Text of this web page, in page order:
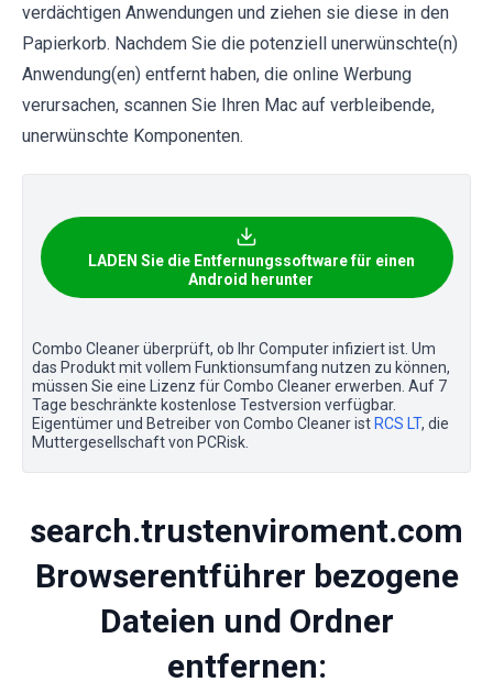
verdächtigen Anwendungen und ziehen sie diese in den
Papierkorb. Nachdem Sie die potenziell unerwünschte(n)
Anwendung(en) entfernt haben, die online Werbung
verursachen, scannen Sie Ihren Mac auf verbleibende,
unerwünschte Komponenten.
LADEN Sie die Entfernungssoftware für einen
Android herunter
Combo Cleaner überprüft, ob Ihr Computer infiziert ist. Um
das Produkt mit vollem Funktionsumfang nutzen zu können,
müssen Sie eine Lizenz für Combo Cleaner erwerben. Auf 7
Tage beschränkte kostenlose Testversion verfügbar.
Eigentümer und Betreiber von Combo Cleaner ist RCS LT, die
Muttergesellschaft von PCRisk.
search.trustenviroment.com
Browserentführer bezogene
Dateien und Ordner
entfernen: